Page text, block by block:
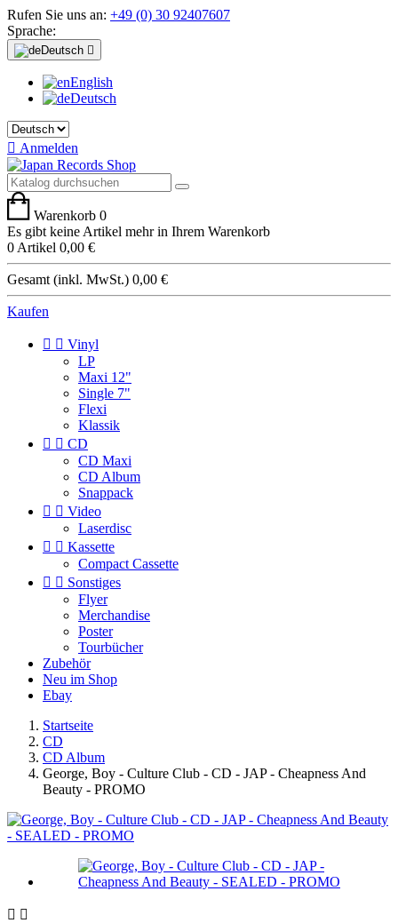
Rufen Sie uns an: +49 (0) 30 92407607
Sprache:
Deutsch 
English
Deutsch
 Anmelden
Warenkorb 0
Es gibt keine Artikel mehr in Ihrem Warenkorb
0 Artikel 0,00 €
Gesamt (inkl. MwSt.) 0,00 €
Kaufen
  Vinyl
LP
Maxi 12"
Single 7"
Flexi
Klassik
  CD
CD Maxi
CD Album
Snappack
  Video
Laserdisc
  Kassette
Compact Cassette
  Sonstiges
Flyer
Merchandise
Poster
Tourbücher
Zubehör
Neu im Shop
Ebay
Startseite
CD
CD Album
George, Boy - Culture Club - CD - JAP - Cheapness And
Beauty - PROMO
 